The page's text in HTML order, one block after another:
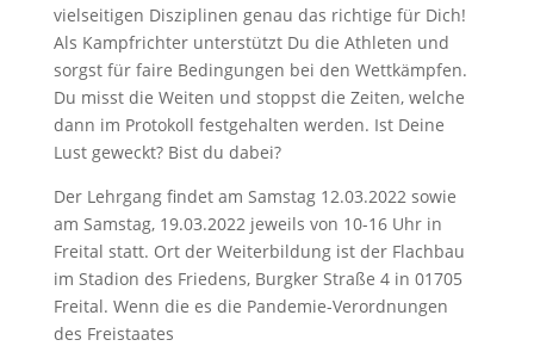
vielseitigen Disziplinen genau das richtige für Dich!
Als Kampfrichter unterstützt Du die Athleten und
sorgst für faire Bedingungen bei den Wettkämpfen.
Du misst die Weiten und stoppst die Zeiten, welche
dann im Protokoll festgehalten werden. Ist Deine
Lust geweckt? Bist du dabei?
Der Lehrgang findet am Samstag 12.03.2022 sowie
am Samstag, 19.03.2022 jeweils von 10-16 Uhr in
Freital statt. Ort der Weiterbildung ist der Flachbau
im Stadion des Friedens, Burgker Straße 4 in 01705
Freital. Wenn die es die Pandemie-Verordnungen
des Freistaates